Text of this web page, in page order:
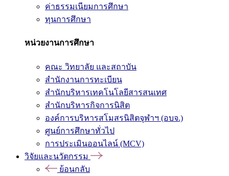
ค่าธรรมเนียมการศึกษา
ทุนการศึกษา
หน่วยงานการศึกษา
คณะ วิทยาลัย และสถาบัน
สำนักงานการทะเบียน
สำนักบริหารเทคโนโลยีสารสนเทศ
สำนักบริหารกิจการนิสิต
องค์การบริหารสโมสรนิสิตจุฬาฯ (อบจ.)
ศูนย์การศึกษาทั่วไป
การประเมินออนไลน์ (MCV)
วิจัยและนวัตกรรม
ย้อนกลับ